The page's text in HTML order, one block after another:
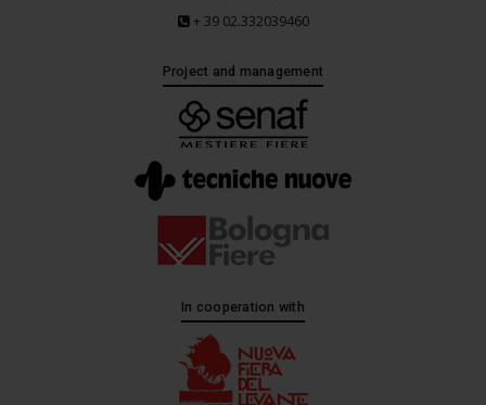
+ 39 02.332039460
Project and management
In cooperation with